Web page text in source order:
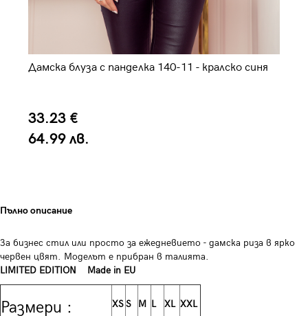
Дамска блуза с панделка 140-11 - кралско синя
33.23 €
64.99 лв.
Пълно описание
За бизнес стил или просто за ежедневието - дамска риза в ярко
червен цвят. Моделът е прибран в талията.
LIMITED EDITION Made in EU
Размери : XSS M L XL XXL